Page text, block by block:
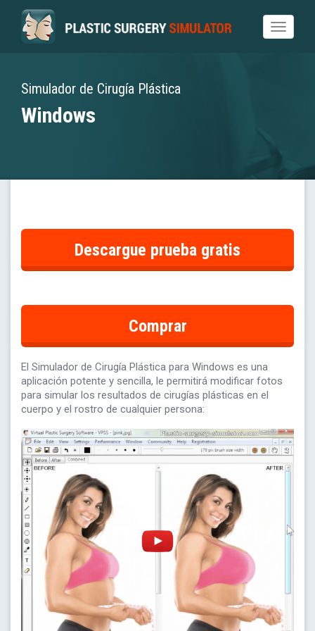
Toggle
Simulador de Cirugía Plástica
Windows
Descargue prueba gratis
Comprar
El Simulador de Cirugía Plástica para Windows es una
aplicación potente y sencilla, le permitirá modificar fotos
para simular los resultados de cirugías plásticas en el
cuerpo y el rostro de cualquier persona: